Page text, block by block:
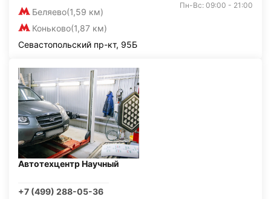
Беляево(1,59 км)
Коньково(1,87 км)
Пн-Вс: 09:00 - 21:00
Севастопольский пр-кт, 95Б
Автотехцентр Научный
+7 (499) 288-05-36